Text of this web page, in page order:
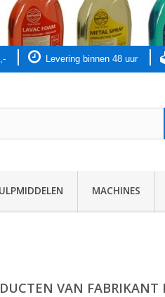
Levering binnen 48 uur
MACHINES
VAN FABRIKANT